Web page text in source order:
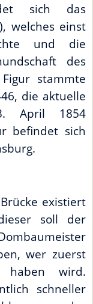
sich das
), welches einst
und die
des
stammte
die aktuelle
April 1854
befindet sich
existiert
soll der
wer zuerst
haben wird.
schneller